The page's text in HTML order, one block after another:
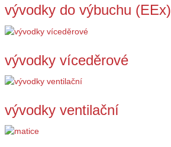
vývodky do výbuchu (EEx)
vývodky víceděrové
vývodky ventilační